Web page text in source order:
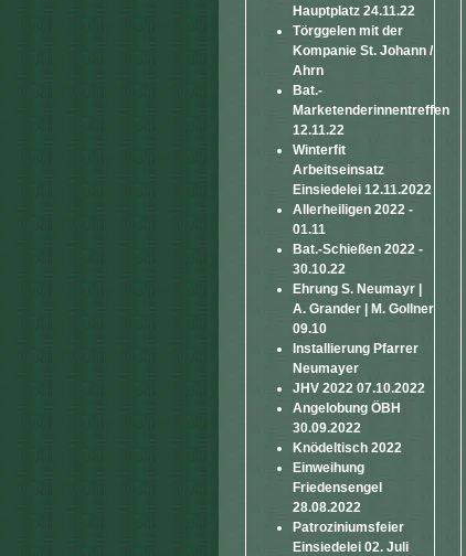
Hauptplatz 24.11.22
Törggelen mit der
Kompanie St. Johann /
Ahrn
Bat.-
Marketenderinnentreffen
12.11.22
Winterfit
Arbeitseinsatz
Einsiedelei 12.11.2022
Allerheiligen 2022 -
01.11
Bat.-Schießen 2022 -
30.10.22
Ehrung S. Neumayr |
A. Grander | M. Gollner
09.10
Installierung Pfarrer
Neumayer
JHV 2022 07.10.2022
Angelobung ÖBH
30.09.2022
Knödeltisch 2022
Einweihung
Friedensengel
28.08.2022
Patroziniumsfeier
Einsiedelei 02. Juli